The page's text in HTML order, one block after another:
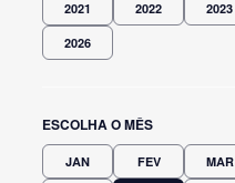
2021 2022 2023
2026
ESCOLHA O MÊS
JAN FEV MAR